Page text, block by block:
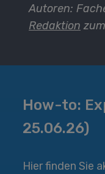
Autoren:
Redaktion
How-to:
25.06.26)
Hier finden Sie